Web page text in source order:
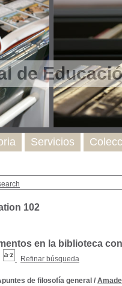
de
102
en la biblioteca
Refinar búsqueda
de filosofía general /
Servicios